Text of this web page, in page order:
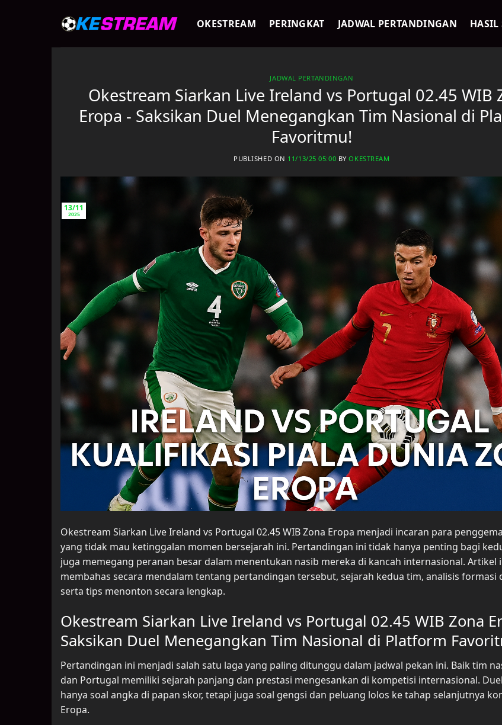
OKESTREAM PERINGKAT JADWAL PERTANDINGAN HASIL
JADWAL PERTANDINGAN
Okestream Siarkan Live Ireland vs Portugal 02.45 WIB
Eropa - Saksikan Duel Menegangkan Tim Nasional di
Favoritmu!
PUBLISHED ON 11/13/25 05:00 BYOKESTREAM
13/11
2025
Okestream Siarkan Live Ireland vs Portugal 02.45 WIB Zona Eropa menjadi incaran para
yang tidak mau ketinggalan momen bersejarah ini. Pertandingan ini tidak hanya penting bagi
juga memegang peranan besar dalam menentukan nasib mereka di kancah internasional. Artikel
membahas secara mendalam tentang pertandingan tersebut, sejarah kedua tim, analisis formasi
serta tips menonton secara lengkap.
Okestream Siarkan Live Ireland vs Portugal 02.45 WIB Zona
Saksikan Duel Menegangkan Tim Nasional di Platform
Pertandingan ini menjadi salah satu laga yang paling ditunggu dalam jadwal pekan ini. Baik tim
dan Portugal memiliki sejarah panjang dan prestasi mengesankan di kompetisi internasional.
hanya soal angka di papan skor, tetapi juga soal gengsi dan peluang lolos ke tahap selanjutnya
Eropa.